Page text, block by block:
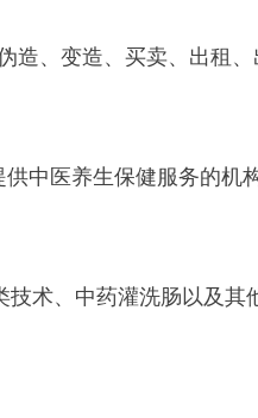
造、变造、买卖、出租、
中医养生保健服务的机
术、中药灌洗肠以及其